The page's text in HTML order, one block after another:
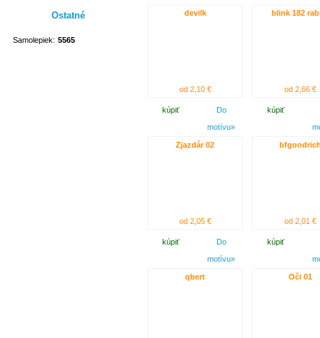
Ostatné
Samolepiek: 5565
devilk
od 2,10 €
kúpiť
Do
motívu»
blink 182
od 2,66 €
kúpiť
Zjazdár 02
od 2,05 €
kúpiť
Do
motívu»
od 2,01 €
kúpiť
qbert Oči 01